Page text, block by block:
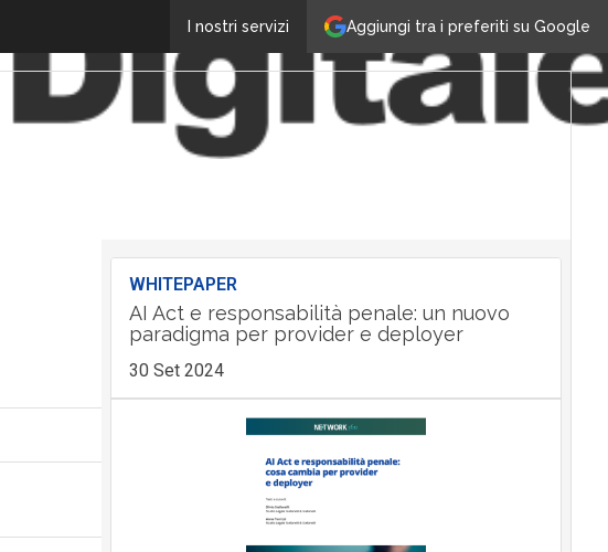
Aggiungi tra i preferiti su Google
I nostri servizi
WHITEPAPER
AI Act e responsabilità penale: un nuovo
paradigma per provider e deployer
30 Set 2024